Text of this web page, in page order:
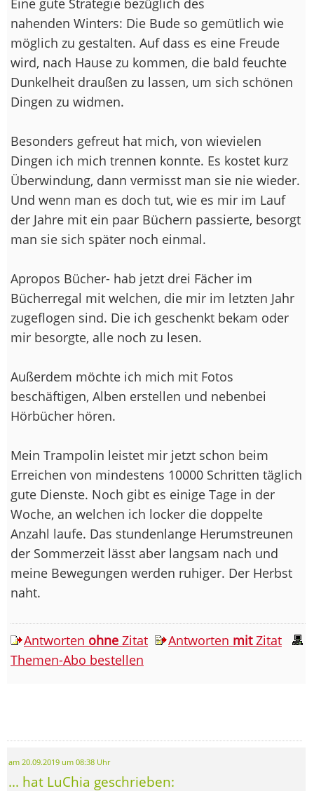
Eine gute Strategie bezüglich des
nahenden Winters: Die Bude so gemütlich wie
möglich zu gestalten. Auf dass es eine Freude
wird, nach Hause zu kommen, die bald feuchte
Dunkelheit draußen zu lassen, um sich schönen
Dingen zu widmen.
Besonders gefreut hat mich, von wievielen
Dingen ich mich trennen konnte. Es kostet kurz
Überwindung, dann vermisst man sie nie wieder.
Und wenn man es doch tut, wie es mir im Lauf
der Jahre mit ein paar Büchern passierte, besorgt
man sie sich später noch einmal.
Apropos Bücher- hab jetzt drei Fächer im
Bücherregal mit welchen, die mir im letzten Jahr
zugeflogen sind. Die ich geschenkt bekam oder
mir besorgte, alle noch zu lesen.
Außerdem möchte ich mich mit Fotos
beschäftigen, Alben erstellen und nebenbei
Hörbücher hören.
Mein Trampolin leistet mir jetzt schon beim
Erreichen von mindestens 10000 Schritten täglich
gute Dienste. Noch gibt es einige Tage in der
Woche, an welchen ich locker die doppelte
Anzahl laufe. Das stundenlange Herumstreunen
der Sommerzeit lässt aber langsam nach und
meine Bewegungen werden ruhiger. Der Herbst
naht.
Antworten ohne Zitat Antworten mitZitat
Themen-Abo bestellen
am 20.09.2019 um 08:38 Uhr
... hat LuChia geschrieben: